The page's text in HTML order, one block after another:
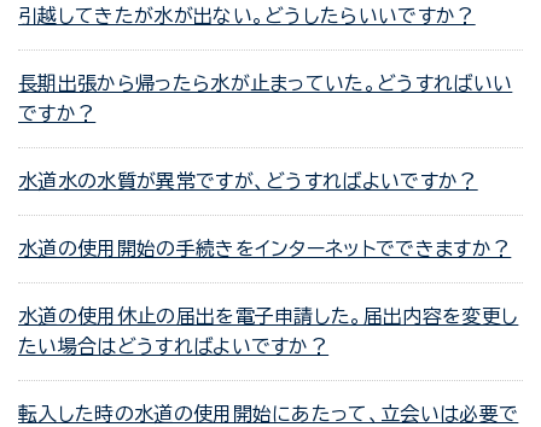
引越してきたが水が出ない。どうしたらいいですか？
長期出張から帰ったら水が止まっていた。どうすればいい
ですか？
水道水の水質が異常ですが、どうすればよいですか？
水道の使用開始の手続きをインターネットでできますか？
水道の使用休止の届出を電子申請した。届出内容を変更し
たい場合はどうすればよいですか？
転入した時の水道の使用開始にあたって、立会いは必要で